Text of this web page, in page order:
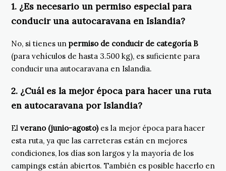
1. ¿Es necesario un permiso especial para
conducir una autocaravana en Islandia?
No, si tienes un permiso de conducir de categoría B
(para vehículos de hasta 3.500 kg), es suficiente para
conducir una autocaravana en Islandia.
2. ¿Cuál es la mejor época para hacer una ruta
en autocaravana por Islandia?
El verano (junio-agosto)es la mejor época para hacer
esta ruta, ya que las carreteras están en mejores
condiciones, los días son largos y la mayoría de los
campings están abiertos. También es posible hacerlo en